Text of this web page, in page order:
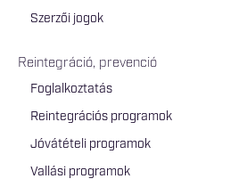
Szerzői jogok
Reintegráció, prevenció
Foglalkoztatás
Reintegrációs programok
Jóvátételi programok
Vallási programok